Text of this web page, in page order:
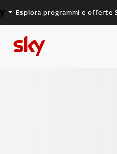
Esplora programmi e offerte